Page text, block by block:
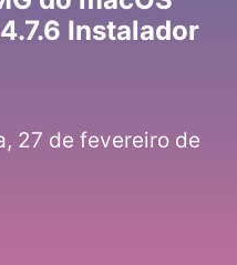
Instalador
27 de fevereiro de